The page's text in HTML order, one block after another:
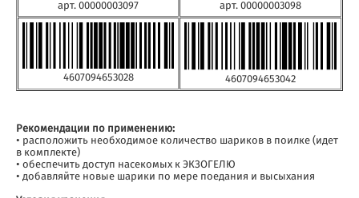
арт. 00000003097 арт. 00000003098
4607094653028 4607094653042
Рекомендации по применению:
• расположить необходимое количество шариков в поилке (идет
в комплекте)
• обеспечить доступ насекомых к ЭКЗОГЕЛЮ
• добавляйте новые шарики по мере поедания и высыхания